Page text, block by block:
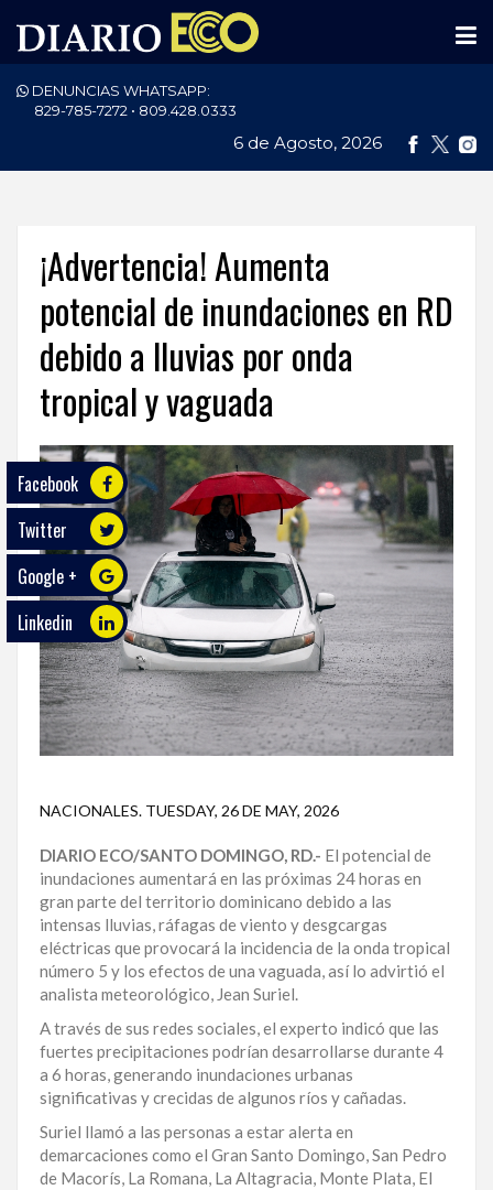
DENUNCIAS WHATSAPP:
829-785-7272 • 809.428.0333
6 de Agosto, 2026
PORTADA
ECONOMÍA
DEPORTES
ENTRETENIMIENTO
SALUD
TECNOLOGÍA
ECO
PLAY
TRABAJOS
DE
INVESTIGACIÓN
PROVINCIAS
DISTRITO
SANTO
DOMINGO
SANTIAGO
SAN
JUAN
ALTAGRACIA
PUERTO
PLATA
CONTÁCTENOS
¡Advertencia! Aumenta
potencial de inundaciones en RD
debido a lluvias por onda
tropical y vaguada
Facebook
Twitter
Google +
Linkedin
NACIONALES. TUESDAY, 26 DE MAY, 2026
DIARIO ECO/SANTO DOMINGO, RD.- El potencial de
inundaciones aumentará en las próximas 24 horas en
gran parte del territorio dominicano debido a las
intensas lluvias, ráfagas de viento y desgcargas
eléctricas que provocará la incidencia de la onda tropical
número 5 y los efectos de una vaguada, así lo advirtió el
analista meteorológico, Jean Suriel.
A través de sus redes sociales, el experto indicó que las
fuertes precipitaciones podrían desarrollarse durante 4
a 6 horas, generando inundaciones urbanas
significativas y crecidas de algunos ríos y cañadas.
Suriel llamó a las personas a estar alerta en
demarcaciones como el Gran Santo Domingo, San Pedro
de Macorís, La Romana, La Altagracia, Monte Plata, El